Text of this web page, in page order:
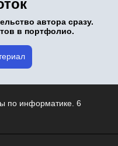
автора сразу.
в портфолио.
по информатике. 6